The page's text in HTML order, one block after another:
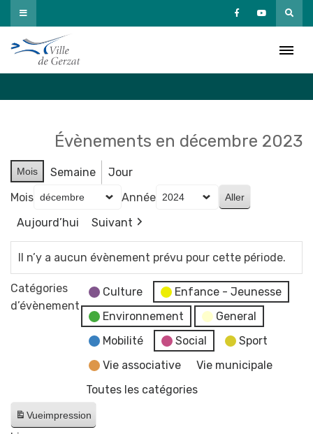
Passer
au
contenu
Évènements en décembre 2023
Mois Semaine
Jour
Mois
Année
Aujourd’hui
Suivant
Il n’y a aucun évènement prévu pour cette période.
Catégories
d’évènement
Culture
Enfance - Jeunesse
Environnement
General
Mobilité
Social
Sport
Vie associative
Vie municipale
Toutes les catégories
Vueimpression